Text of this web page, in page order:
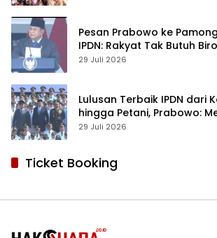
Pesan Prabowo ke
IPDN: Rakyat Tak Butuh
29 Juli 2026
Lulusan Terbaik IPDN dari
hingga Petani, Prabowo:
Hati Saya
29 Juli 2026
Ticket Booking